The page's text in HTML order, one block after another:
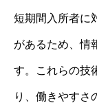
短期間入所者に
があるため、情
す。これらの技
り、働きやすさ